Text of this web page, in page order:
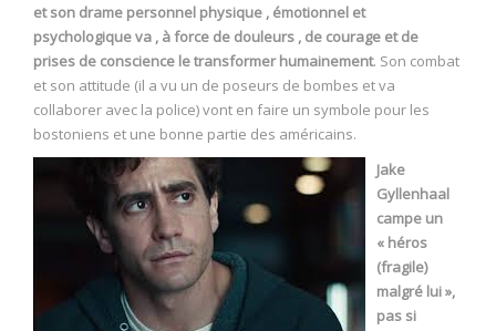
et son drame personnel physique , émotionnel et
psychologique va , à force de douleurs , de courage et de
prises de conscience le transformer humainement. Son combat
et son attitude (il a vu un de poseurs de bombes et va
collaborer avec la police) vont en faire un symbole pour les
bostoniens et une bonne partie des américains.
Jake
Gyllenhaal
campe un
« héros
(fragile)
malgré lui »,
pas si